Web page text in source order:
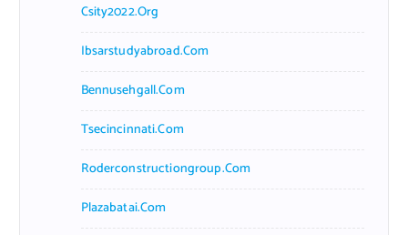
Csity2022.org
Ibsarstudyabroad.com
Bennusehgall.com
Tsecincinnati.com
Roderconstructiongroup.com
Plazabatai.com